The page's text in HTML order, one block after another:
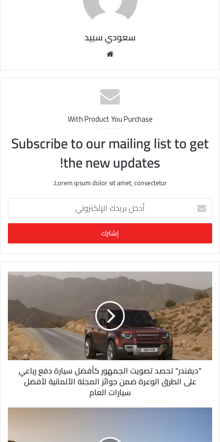
سعودي سبيد
الوي
ب
With Product You Purchase
Subscribe to our mailing list to get
the new updates!
Lorem ipsum dolor sit amet, consectetur.
خ
ب
ر
ي
د
ك
ا
ل
إ
ل
ك
ت
ر
"ديفندر" تحصد تصويت الجمهور كأفضل سيارة دفع رباعي
على الطرق الوعرة ضمن جوائز المجلة الألمانية لأفضل
سيارات العام